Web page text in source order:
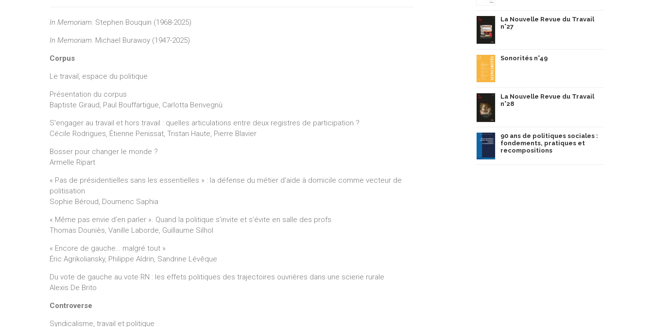
In Memoriam. Stephen Bouquin (1968-2025)
In Memoriam. Michael Burawoy (1947-2025)
Corpus
Le travail, espace du politique
Présentation du corpus
Baptiste Giraud, Paul Bouffartigue, Carlotta Benvegnù
S'engager au travail et hors travail : quelles articulations entre deux registres de participation ?
Cécile Rodrigues, Étienne Penissat, Tristan Haute, Pierre Blavier
Bosser pour changer le monde ?
Armelle Ripart
« Pas de présidentielles sans les essentielles » : la défense du métier d'aide à domicile comme vecteur de
politisation
Sophie Béroud, Doumenc Saphia
« Même pas envie d’en parler ». Quand la politique s’invite et s’évite en salle des profs
Thomas Douniès, Vanille Laborde, Guillaume Silhol
« Encore de gauche… malgré tout »
Éric Agrikoliansky, Philippe Aldrin, Sandrine Lévêque
Du vote de gauche au vote RN : les effets politiques des trajectoires ouvrières dans une scierie rurale
Alexis De Brito
Controverse
Syndicalisme, travail et politique
La Nouvelle Revue du Travail
n°27
Sonorités n°49
La Nouvelle Revue du Travail
n°28
90 ans de politiques sociales :
fondements, pratiques et
recompositions